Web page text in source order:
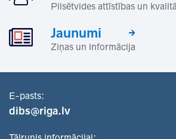
Pilsētvides attīstības un
Jaunumi
Ziņas un informācija
E-pasts:
dibs@riga.lv